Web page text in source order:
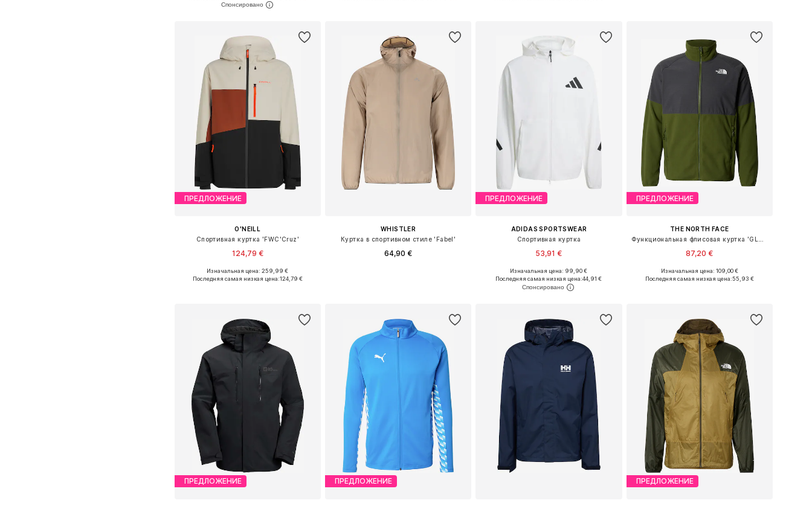
Добавить в корзину
ПРЕДЛОЖЕНИЕ
O'NEILL
Спортивная куртка 'FWC'Cruz'
124,79 €
Доступные размеры: M, L, XL, XXL
Изначальная цена: 259,99 €
Последняя самая низкая цена:124,79 €
WHISTLER
Куртка в спортивном стиле 'Fabel'
64,90 €
ПРЕДЛОЖЕНИЕ
ADIDAS SPORTSWEAR
Спортивная куртка
53,91 €
Добавить в корзину
Изначальная цена: 99,90 €
Последняя самая низкая цена:44,91 €
ПРЕДЛОЖЕНИЕ
THE NORTH FACE
87,20 €
Доступные размеры: S, M
Изначальная цена: 109,00 €
Последняя самая низкая цена:55,93 €
ПРЕДЛОЖЕНИЕ ПРЕДЛОЖЕНИЕ ПРЕДЛОЖЕНИЕ